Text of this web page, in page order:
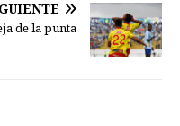
de la punta